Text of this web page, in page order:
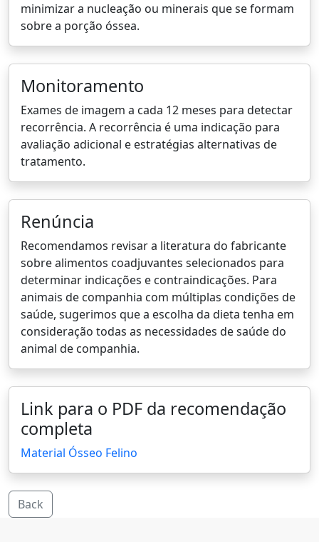
minimizar a nucleação ou minerais que se formam
sobre a porção óssea.
Monitoramento
Exames de imagem a cada 12 meses para detectar
recorrência. A recorrência é uma indicação para
avaliação adicional e estratégias alternativas de
tratamento.
Renúncia
Recomendamos revisar a literatura do fabricante
sobre alimentos coadjuvantes selecionados para
determinar indicações e contraindicações. Para
animais de companhia com múltiplas condições de
saúde, sugerimos que a escolha da dieta tenha em
consideração todas as necessidades de saúde do
animal de companhia.
Link para o PDF da recomendação
completa
Material Ósseo Felino
Back